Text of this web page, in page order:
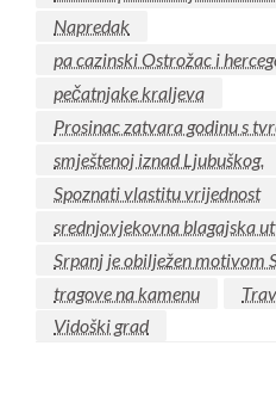
Napredak
pa cazinski Ostrožac i
pečatnjake kraljeva
Prosinac zatvara godinu s
smještenoj iznad Ljubuškog.
Spoznati vlastitu vrijednost
srednjovjekovna blagajska
Srpanj je obilježen motivom
tragove na kamenu
Vidoški grad